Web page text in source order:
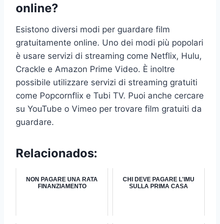
online?
Esistono diversi modi per guardare film
gratuitamente online. Uno dei modi più popolari
è usare servizi di streaming come Netflix, Hulu,
Crackle e Amazon Prime Video. È inoltre
possibile utilizzare servizi di streaming gratuiti
come Popcornflix e Tubi TV. Puoi anche cercare
su YouTube o Vimeo per trovare film gratuiti da
guardare.
Relacionados:
NON PAGARE UNA RATA
FINANZIAMENTO
CHI DEVE PAGARE L'IMU
SULLA PRIMA CASA